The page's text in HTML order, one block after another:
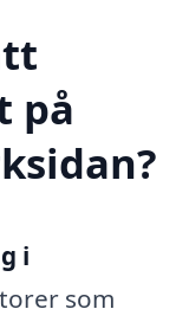
på
i
som